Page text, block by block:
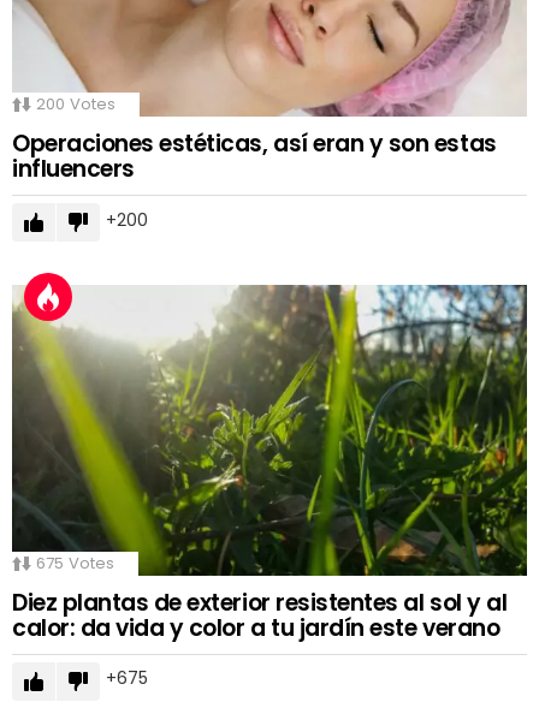
200 Votes
Operaciones estéticas, así eran y son estas
influencers
200
675 Votes
Diez plantas de exterior resistentes al sol y al
calor: da vida y color a tu jardín este verano
675